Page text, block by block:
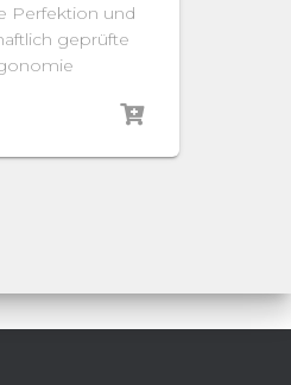
Perfektion und
geprüfte